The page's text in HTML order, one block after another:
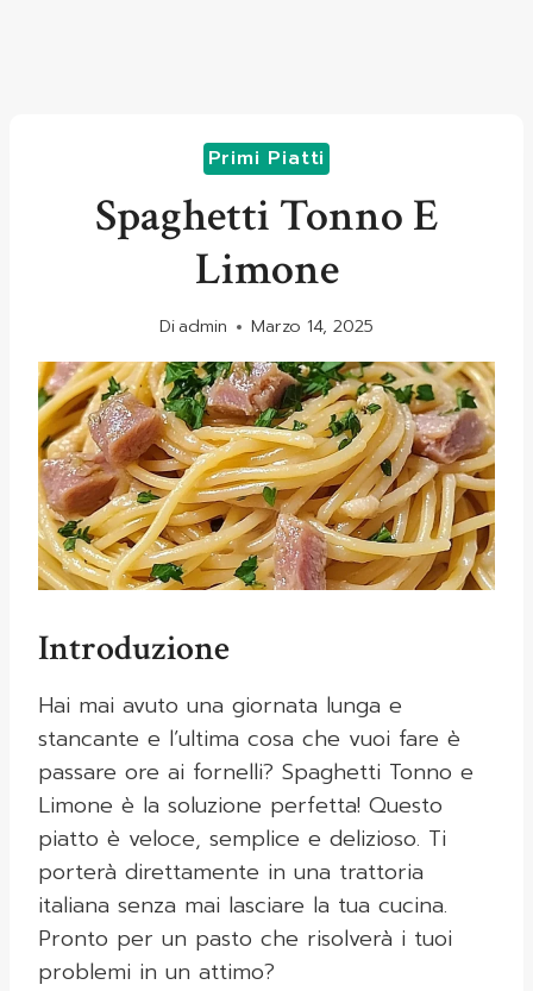
Primi Piatti
Spaghetti Tonno E
Limone
Diadmin Marzo 14, 2025
Introduzione
Hai mai avuto una giornata lunga e
stancante e l’ultima cosa che vuoi fare è
passare ore ai fornelli? Spaghetti Tonno e
Limone è la soluzione perfetta! Questo
piatto è veloce, semplice e delizioso. Ti
porterà direttamente in una trattoria
italiana senza mai lasciare la tua cucina.
Pronto per un pasto che risolverà i tuoi
problemi in un attimo?